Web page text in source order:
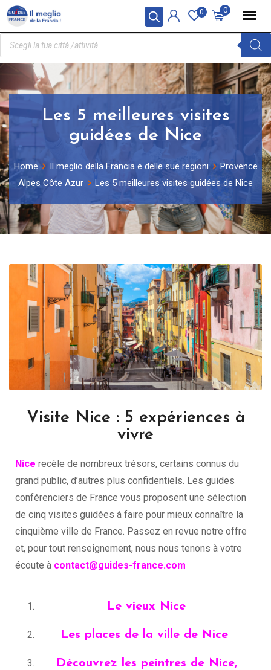
Pannello di gestione dei cookies 0
0
Les 5 meilleures visites
guidées de Nice
Home Il meglio della Francia e delle sue regioni
Provence
Alpes Côte Azur
Les 5 meilleures visites guidées de Nice
Visite Nice : 5 expériences à
vivre
Nice recèle de nombreux trésors, certains connus du
grand public, d’autres plus confidentiels. Les guides
conférenciers de France vous proposent une sélection
de cinq visites guidées à faire pour mieux connaître la
cinquième ville de France. Passez en revue notre offre
et, pour tout renseignement, nous nous tenons à votre
écoute à contact@guides-france.com
Le vieux Nice
Les places de la ville de Nice
Découvrez les peintres de Nice,